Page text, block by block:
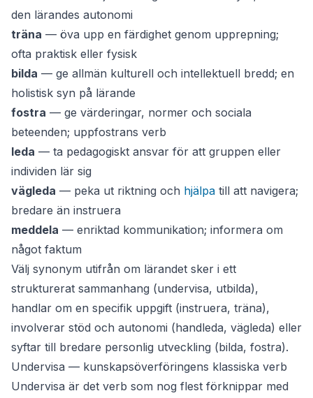
den lärandes autonomi
träna — öva upp en färdighet genom upprepning;
ofta praktisk eller fysisk
bilda — ge allmän kulturell och intellektuell bredd; en
holistisk syn på lärande
fostra — ge värderingar, normer och sociala
beteenden; uppfostrans verb
leda — ta pedagogiskt ansvar för att gruppen eller
individen lär sig
vägleda — peka ut riktning och hjälpa till att navigera;
bredare än instruera
meddela — enriktad kommunikation; informera om
något faktum
Välj synonym utifrån om lärandet sker i ett
strukturerat sammanhang (undervisa, utbilda),
handlar om en specifik uppgift (instruera, träna),
involverar stöd och autonomi (handleda, vägleda) eller
syftar till bredare personlig utveckling (bilda, fostra).
Undervisa — kunskapsöverföringens klassiska verb
Undervisa är det verb som nog flest förknippar med